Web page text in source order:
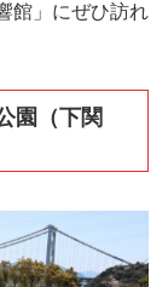
館」にぜひ訪れ
園（下関